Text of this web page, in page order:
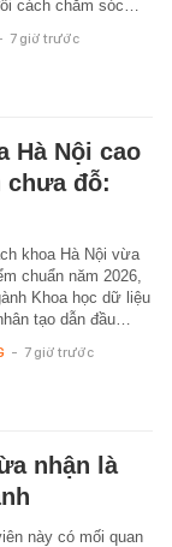
cách chăm sóc…
7 giờ trước
Hà Nội cao
chưa đỗ:
khoa Hà Nội vừa
chuẩn năm 2026,
Khoa học dữ liệu
tạo dẫn đầu…
- 7 giờ trước
nhận là
này có mối quan